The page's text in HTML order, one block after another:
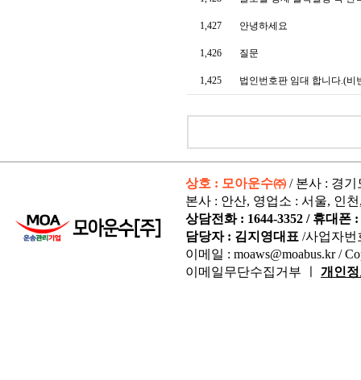
1,427 안녕하세요
1,426 질문
1,425 법인번호판 임대 합니다.(비
상호 : 모아운수㈜ / 본사 : 경기
본사 : 안산, 영업소 : 서울, 인
상담전화 : 1644-3352 / 휴대폰
담당자 : 김지영대표 /사업자번
이메일 : moaws@moabus.kr /
이메일무단수집거부 ㅣ 개인